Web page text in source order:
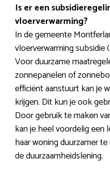
Is er een
vloerverwarming?
In de gemeente
vloerverwarming subsidie
Voor duurzame
zonnepanelen of
efficiënt aanstuurt kan je
krijgen. Dit kun je ook
Door gebruik te maken
kan je heel voordelig een
haar woning duurzamer
de duurzaamheidslening.